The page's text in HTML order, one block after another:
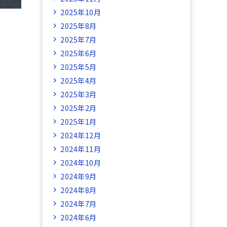
2025年10月
2025年8月
2025年7月
2025年6月
2025年5月
2025年4月
2025年3月
2025年2月
2025年1月
2024年12月
2024年11月
2024年10月
2024年9月
2024年8月
2024年7月
2024年6月